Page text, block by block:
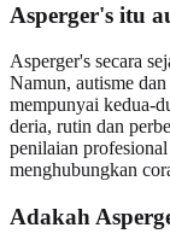
Asperger's itu
Asperger's secara
Namun, autisme
mempunyai kedua-
deria, rutin dan
penilaian
menghubungkan
Adakah